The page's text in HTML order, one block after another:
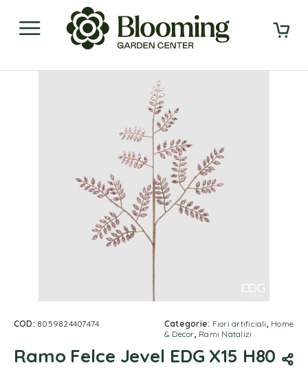
COD: 8059824407474 Categorie: Fiori artificiali, Home
& Decor, Rami Natalizi
Ramo Felce Jevel EDG X15 H80